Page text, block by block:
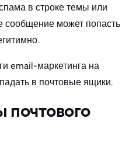
в строке темы или
сообщение может попасть
email-маркетинга на
в почтовые ящики.
почтового